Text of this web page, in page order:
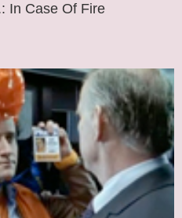
In Case Of Fire